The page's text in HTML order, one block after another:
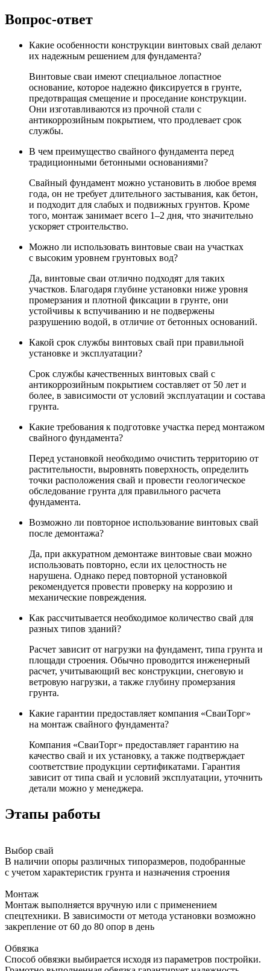
Вопрос-ответ
Какие особенности конструкции винтовых свай делают
их надежным решением для фундамента?
Винтовые сваи имеют специальное лопастное
основание, которое надежно фиксируется в грунте,
предотвращая смещение и проседание конструкции.
Они изготавливаются из прочной стали с
антикоррозийным покрытием, что продлевает срок
службы.
В чем преимущество свайного фундамента перед
традиционными бетонными основаниями?
Свайный фундамент можно установить в любое время
года, он не требует длительного застывания, как бетон,
и подходит для слабых и подвижных грунтов. Кроме
того, монтаж занимает всего 1–2 дня, что значительно
ускоряет строительство.
Можно ли использовать винтовые сваи на участках
с высоким уровнем грунтовых вод?
Да, винтовые сваи отлично подходят для таких
участков. Благодаря глубине установки ниже уровня
промерзания и плотной фиксации в грунте, они
устойчивы к вспучиванию и не подвержены
разрушению водой, в отличие от бетонных оснований.
Какой срок службы винтовых свай при правильной
установке и эксплуатации?
Срок службы качественных винтовых свай с
антикоррозийным покрытием составляет от 50 лет и
более, в зависимости от условий эксплуатации и состава
грунта.
Какие требования к подготовке участка перед монтажом
свайного фундамента?
Перед установкой необходимо очистить территорию от
растительности, выровнять поверхность, определить
точки расположения свай и провести геологическое
обследование грунта для правильного расчета
фундамента.
Возможно ли повторное использование винтовых свай
после демонтажа?
Да, при аккуратном демонтаже винтовые сваи можно
использовать повторно, если их целостность не
нарушена. Однако перед повторной установкой
рекомендуется провести проверку на коррозию и
механические повреждения.
Как рассчитывается необходимое количество свай для
разных типов зданий?
Расчет зависит от нагрузки на фундамент, типа грунта и
площади строения. Обычно проводится инженерный
расчет, учитывающий вес конструкции, снеговую и
ветровую нагрузки, а также глубину промерзания
грунта.
Какие гарантии предоставляет компания «СваиТорг»
на монтаж свайного фундамента?
Компания «СваиТорг» предоставляет гарантию на
качество свай и их установку, а также подтверждает
соответствие продукции сертификатами. Гарантия
зависит от типа свай и условий эксплуатации, уточнить
детали можно у менеджера.
Этапы работы
Выбор свай
В наличии опоры различных типоразмеров, подобранные
с учетом характеристик грунта и назначения строения
Монтаж
Монтаж выполняется вручную или с применением
спецтехники. В зависимости от метода установки возможно
закрепление от 60 до 80 опор в день
Обвязка
Способ обвязки выбирается исходя из параметров постройки.